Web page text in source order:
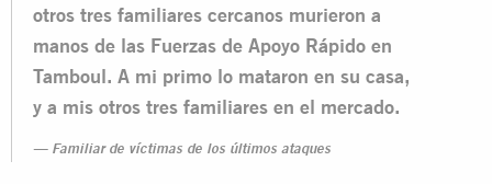
otros tres familiares cercanos murieron a
manos de las Fuerzas de Apoyo Rápido en
Tamboul. A mi primo lo mataron en su casa,
y a mis otros tres familiares en el mercado.
Familiar de víctimas de los últimos ataques